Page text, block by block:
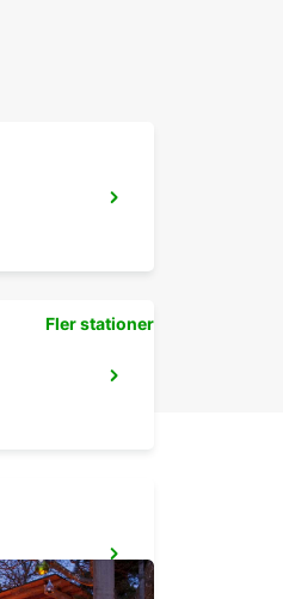
Fler stationer